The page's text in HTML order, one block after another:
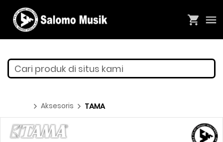
Cari produk di situs kami
Aksesoris TAMA